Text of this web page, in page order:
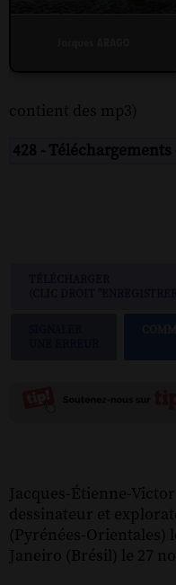
contient des mp3)
428 - Téléchargements
Jacques-Étienne-
dessinateur et
(Pyrénées-Orientales)
Janeiro (Brésil) le 27